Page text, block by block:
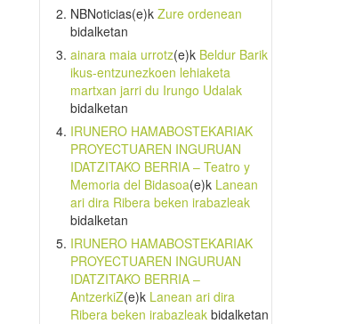
NBNoticias(e)k Zure ordenean
bidalketan
ainara maia urrotz(e)k Beldur Barik
ikus-entzunezkoen lehiaketa
martxan jarri du Irungo Udalak
bidalketan
IRUNERO HAMABOSTEKARIAK
PROYECTUAREN INGURUAN
IDATZITAKO BERRIA – Teatro y
Memoria del Bidasoa(e)k Lanean
ari dira Ribera beken irabazleak
bidalketan
IRUNERO HAMABOSTEKARIAK
PROYECTUAREN INGURUAN
IDATZITAKO BERRIA –
AntzerkiZ(e)k Lanean ari dira
Ribera beken irabazleakbidalketan